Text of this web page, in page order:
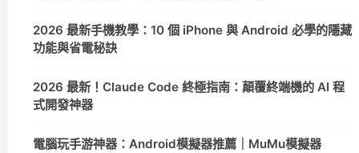
2026 最新手機教學：10 個 iPhone 與 Android 必學的隱藏
功能與省電秘訣
2026 最新！Claude Code 終極指南：顛覆終端機的 AI 程
式開發神器
電腦玩手游神器：Android模擬器推薦｜MuMu模擬器